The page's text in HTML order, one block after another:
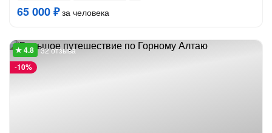
65 000 ₽за человека
-10%
32 отзыва